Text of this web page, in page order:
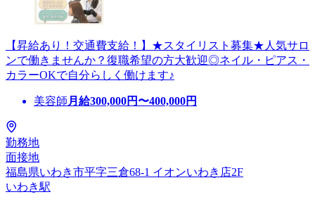
【昇給あり！交通費支給！】★スタイリスト募集★人気サロ
ンで働きませんか？復職希望の方大歓迎◎ネイル・ピアス・
カラーOKで自分らしく働けます♪
美容師 月給300,000円〜400,000円
勤務地
面接地
福島県いわき市平字三倉68-1 イオンいわき店2F
いわき駅